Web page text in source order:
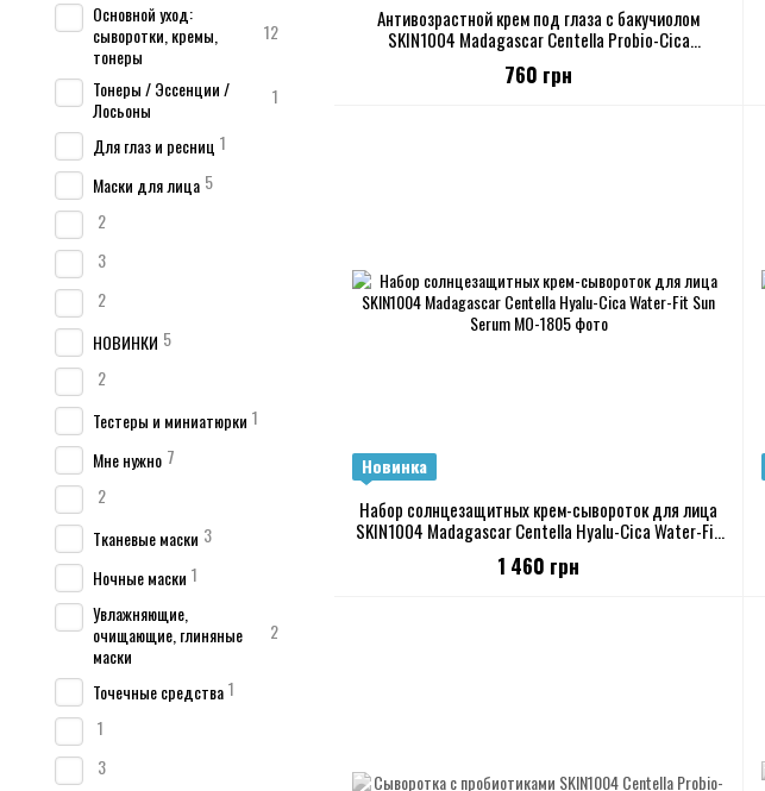
Антивозрастной крем под глаза с бакучиолом
SKIN1004 Madagascar Centella Probio-Cica
Bakuchiol Eye Cream 20ml
760 грн
Новинка
Набор солнцезащитных крем-сывороток для лица
SKIN1004 Madagascar Centella Hyalu-Cica Water-Fit
Sun Serum
1 460 грн
Основной уход:
сыворотки, кремы,
тонеры
12
Тонеры / Эссенции /
Лосьоны
1
Для глаз и ресниц 1
Маски для лица 5
2
3
2
НОВИНКИ 5
2
Тестеры и миниатюрки 1
Мне нужно 7
2
Тканевые маски 3
Ночные маски 1
Увлажняющие,
очищающие, глиняные
маски
2
Точечные средства1
1
3